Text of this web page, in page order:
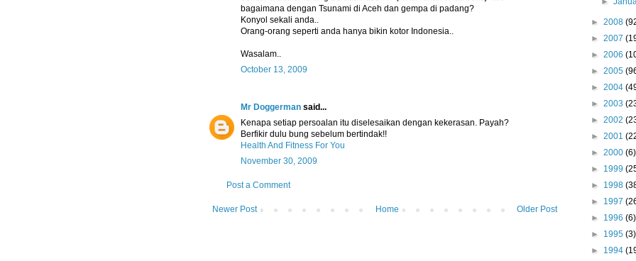
bagaimana dengan Tsunami di Aceh dan gempa di padang?
Konyol sekali anda..
Orang-orang seperti anda hanya bikin kotor Indonesia..
Wasalam..
October 13, 2009
Mr Doggerman said...
Kenapa setiap persoalan itu diselesaikan dengan kekerasan. Payah?
Berfikir dulu bung sebelum bertindak!!
Health And Fitness For You
November 30, 2009
Post a Comment
Newer Post Older Post
Home
► 2008
► 2007
► 2006
► 2005
► 2004
► 2003
► 2002
► 2001
► 2000 (6)
► 1999
► 1998
► 1997
► 1996 (6)
► 1995 (3)
► 1994